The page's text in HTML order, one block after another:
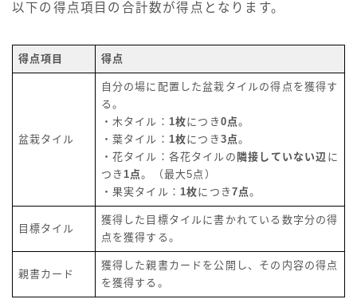
以下の得点項目の合計数が得点となります。
得点項目 得点
盆栽タイル
自分の場に配置した盆栽タイルの得点を獲得す
る。
・木タイル： 1枚につき 0点。
・葉タイル： 1枚につき 3点。
・花タイル：各花タイルの 隣接していない辺 に
つき 1点。（最大5点）
・果実タイル： 1枚につき 7点。
目標タイル
獲得した目標タイルに書かれている数字分の得
点を獲得する。
親書カード
獲得した親書カードを公開し、その内容の得点
を獲得する。